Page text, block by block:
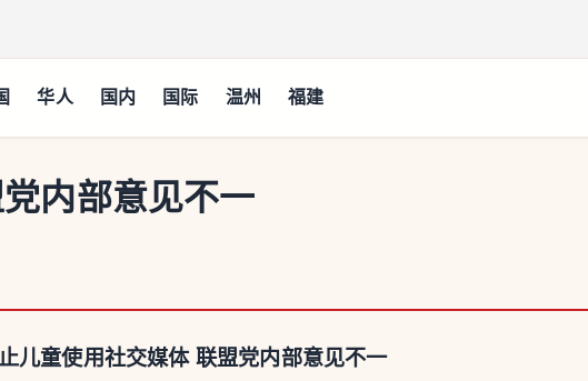
华人 国内 国际 温州 福建
内部意见不一
儿童使用社交媒体 联盟党内部意见不一